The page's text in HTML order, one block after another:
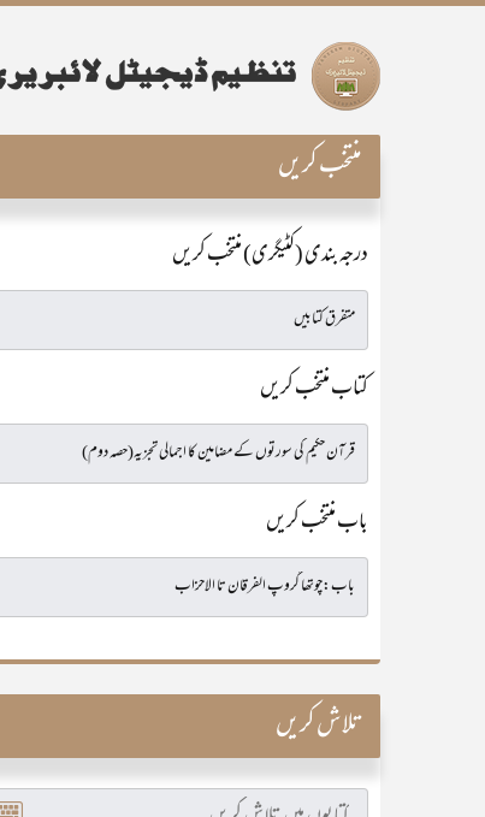
منتخب کریں
درجہ بندی (کٹیگری) منتخب کریں
کتاب منتخب کریں
باب منتخب کریں
تلاش کریں